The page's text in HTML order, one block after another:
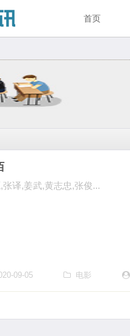
首页
张译,姜武,黄志忠,张俊...
09-05 电影